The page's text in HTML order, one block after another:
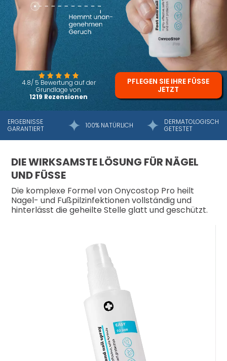
4.8/ 5 Bewertung auf der
Grundlage von
1219 Rezensionen
PFLEGEN SIE IHRE FÜSSE J
ETZT
ERGEBNISSE
GARANTIERT
100% NATÜRLICH
DERMATOLOGISCH
GETESTET
DIE WIRKSAMSTE LÖSUNG FÜR NÄGEL
UND FÜSSE
Die komplexe Formel von Onycostop Pro heilt
Nagel- und Fußpilzinfektionen vollständig und
hinterlässt die geheilte Stelle glatt und geschützt.